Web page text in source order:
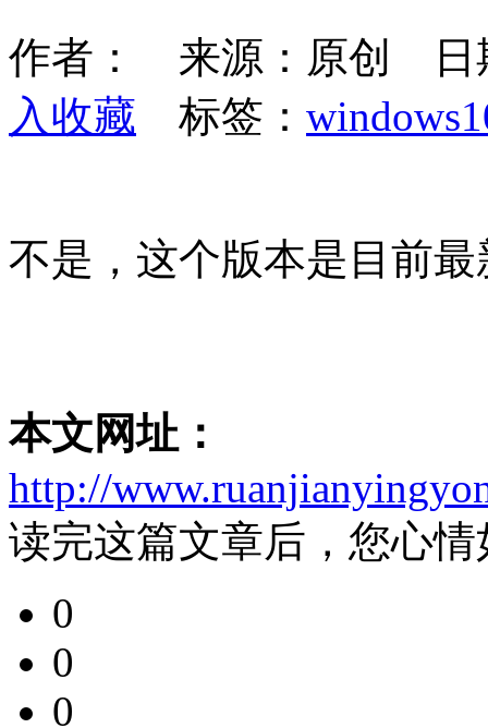
作者： 来源：原创
入收藏 标签：
不是，这个版本是目前
本文网址：
http://
读完这篇文章后，您心情
0
0
0